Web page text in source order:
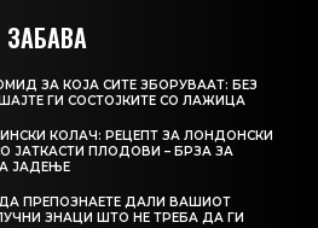
ЗАБАВА
ЗА КОЈА СИТЕ ЗБОРУВААТ: БЕЗ
ГИ СОСТОЈКИТЕ СО ЛАЖИЦА
КОЛАЧ: РЕЦЕПТ ЗА ЛОНДОНСКИ
ЈАТКАСТИ ПЛОДОВИ – БРЗА ЗА
ЈАДЕЊЕ
ПРЕПОЗНАЕТЕ ДАЛИ ВАШИОТ
ЗНАЦИ ШТО НЕ ТРЕБА ДА ГИ